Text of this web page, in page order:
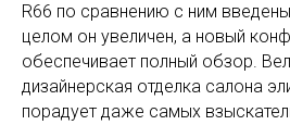
R66 по сравнению с ним
целом он увеличен, а новый
обеспечивает полный обзор.
дизайнерская отделка салона
порадует даже самых